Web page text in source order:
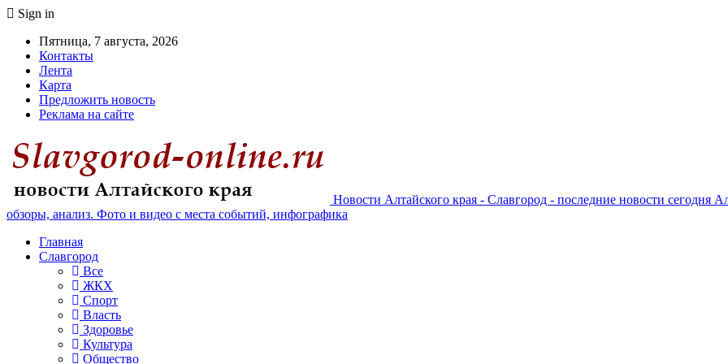
Sign in
Пятница, 7 августа, 2026
Контакты
Лента
Карта
Предложить новость
Реклама на сайте
Новости Алтайского края - Славгород - последние новости сегодня
обзоры, анализ. Фото и видео с места событий, инфографика
Главная
Славгород
Все
ЖКХ
Спорт
Власть
Здоровье
Культура
Общество